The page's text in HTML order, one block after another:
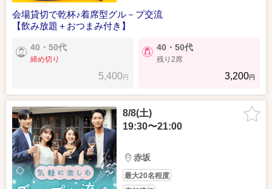
会場貸切で乾杯♪着席型グル－プ交流
【飲み放題＋おつまみ付き】
40・50代
締め切り
5,400円
40・50代
残り2席
3,200円
8/8(土)
19:30〜21:00
赤坂
最大20名程度